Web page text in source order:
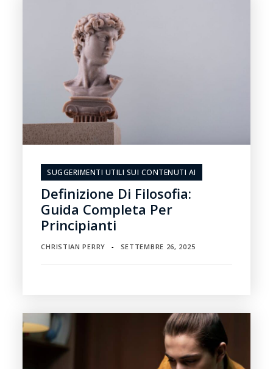
SUGGERIMENTI UTILI SUI CONTENUTI AI
Definizione Di Filosofia:
Guida Completa Per
Principianti
CHRISTIAN PERRY ▪ SETTEMBRE 26, 2025